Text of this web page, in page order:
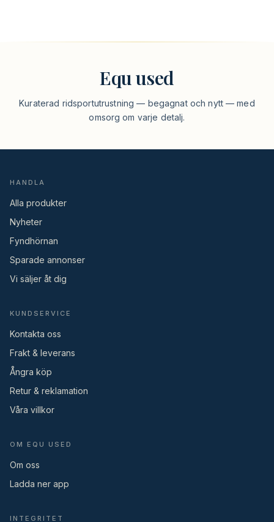
Equ used
Kuraterad ridsportutrustning — begagnat och nytt — med
omsorg om varje detalj.
HANDLA
Alla produkter
Nyheter
Fyndhörnan
Sparade annonser
Vi säljer åt dig
KUNDSERVICE
Kontakta oss
Frakt & leverans
Ångra köp
Retur & reklamation
Våra villkor
OM EQU USED
Om oss
Ladda ner app
INTEGRITET